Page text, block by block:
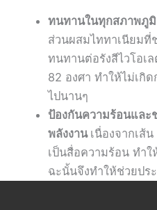
ทนทานในทุกสภาพภู
ส่วนผสมไททาเนียมที่
ทนทานต่อรังสีไวโอ
82 องศา ทำให้ไม่เกิ
ไปนานๆ
ป้องกันความร้อนและ
พลังงาน เนื่องจากเส้
เป็นสื่อความร้อน ทำ
ฉะนั้นจึงทำให้ช่วยปร